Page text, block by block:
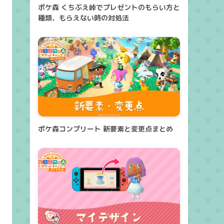
ポケ森 くちぶえ峠でプレゼントのもらい方と
種類、もらえない時の対処法
ポケ森コンプリート 新要素と変更点まとめ